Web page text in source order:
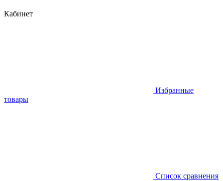
Кабинет
Избранные
товары
Список сравнения